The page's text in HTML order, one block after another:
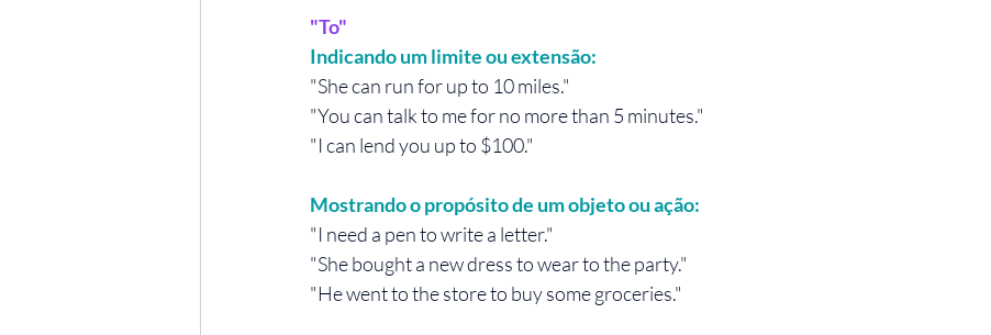
"To"
Indicando um limite ou extensão:
"She can run for up to 10 miles."
"You can talk to me for no more than 5 minutes."
"I can lend you up to $100."
Mostrando o propósito de um objeto ou ação:
"I need a pen to write a letter."
"She bought a new dress to wear to the party."
"He went to the store to buy some groceries."